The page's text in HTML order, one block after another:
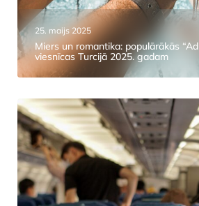
25. maijs 2025
Miers un romantika: populārākās
viesnīcas Turcijā 2025. gadam